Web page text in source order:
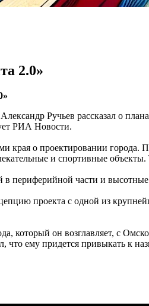
2.0»
Ручьев рассказал о
РИА Новости.
края о проектировании города.
и спортивные
периферийной части и
проекта с одной из
который он возглавляет, с
ему придется привыкать к